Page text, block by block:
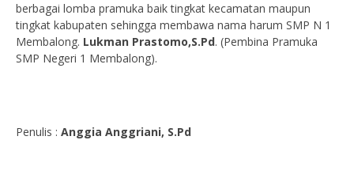
berbagai lomba pramuka baik tingkat kecamatan maupun
tingkat kabupaten sehingga membawa nama harum SMP N 1
Membalong. Lukman Prastomo,S.Pd. (Pembina Pramuka
SMP Negeri 1 Membalong).
Penulis : Anggia Anggriani, S.Pd